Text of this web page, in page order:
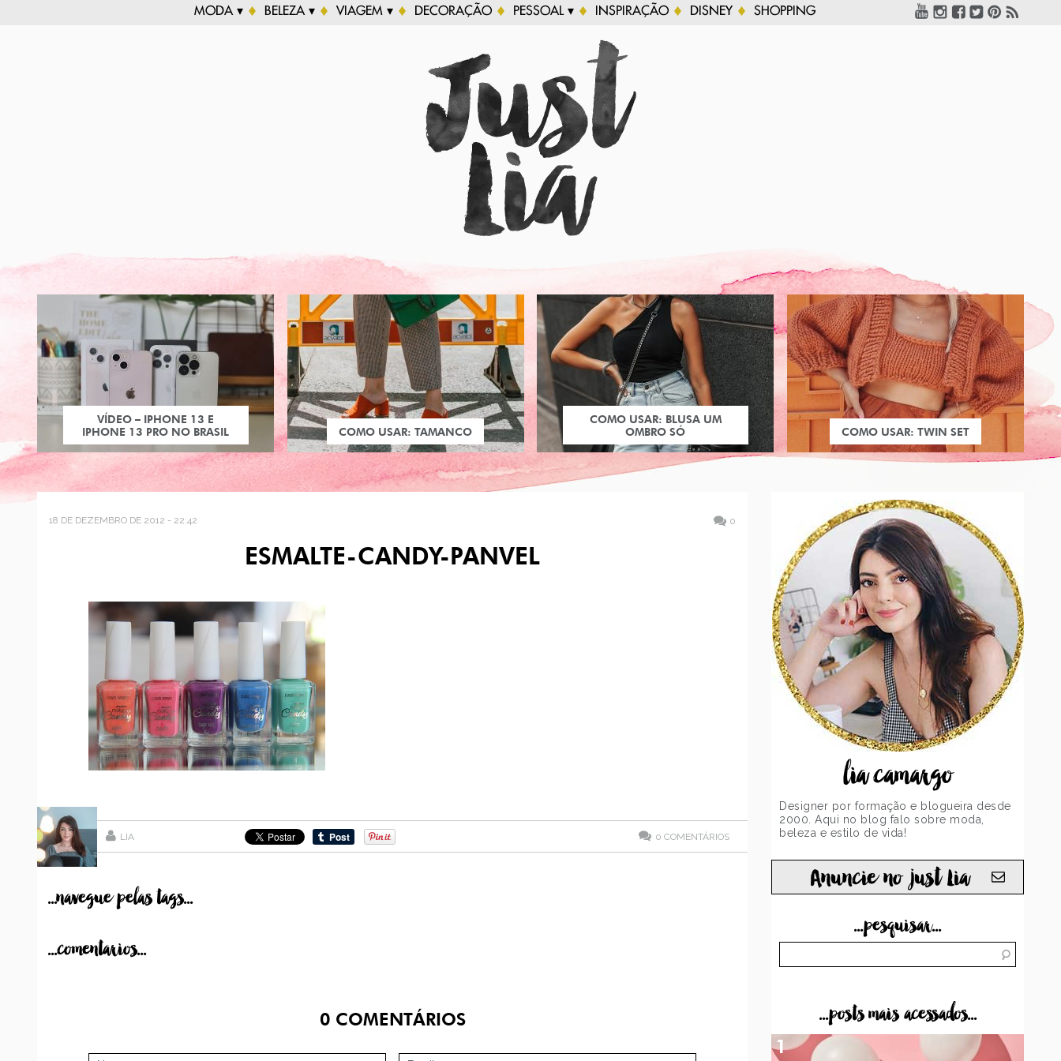
MODA ▾ BELEZA ▾ VIAGEM ▾ DECORAÇÃO PESSOAL ▾ INSPIRAÇÃO DISNEY SHOPPING
VÍDEO – IPHONE 13 E
IPHONE 13 PRO NO BRASIL
COMO USAR: TAMANCO
COMO USAR: BLUSA UM
OMBRO SÓ
COMO USAR: TWIN SET
18 DE DEZEMBRO DE 2012 - 22:42 0
ESMALTE-CANDY-PANVEL
LIA 0 COMENTÁRIOS
...navegue pelas tags...
...comentarios...
0COMENTÁRIOS
lia camargo
Designer por formação e blogueira desde
2000. Aqui no blog falo sobre moda,
beleza e estilo de vida!
Anuncie no just Lia
...pesquisar...
...posts mais acessados...
1